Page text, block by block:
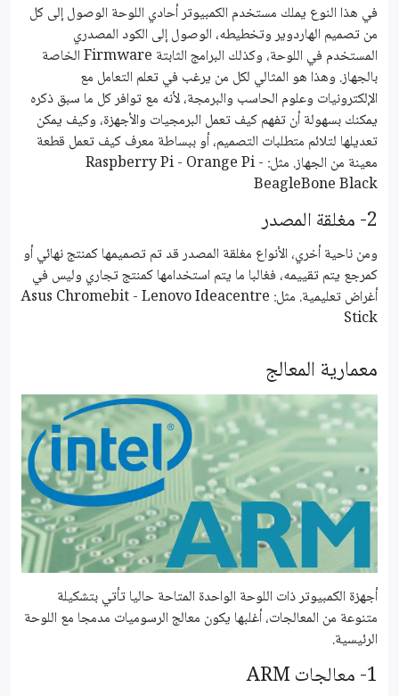
في هذا النوع يملك مستخدم الكمبيوتر أحادي اللوحة الوصول إلى كل
من تصميم الهاردوير وتخطيطه، الوصول إلى الكود المصدري
المستخدم في اللوحة، وكذلك البرامج الثابتة Firmware الخاصة
بالجهاز. وهذا هو المثالي لكل من يرغب في تعلم التعامل مع
الإلكترونيات وعلوم الحاسب والبرمجة، لأنه مع توافر كل ما سبق ذكره
يمكنك بسهولة أن تفهم كيف تعمل البرمجيات والأجهزة، وكيف يمكن
تعديلها لتلائم متطلبات التصميم، أو ببساطة معرف كيف تعمل قطعة
معينة من الجهاز. مثل: Raspberry Pi - Orange Pi -
BeagleBone Black
2- مغلقة المصدر
ومن ناحية أخري، الأنواع مغلقة المصدر قد تم تصميمها كمنتج نهائي أو
كمرجع يتم تقييمه، فغالبا ما يتم استخدامها كمنتج تجاري وليس في
أغراض تعليمية. مثل: Asus Chromebit - Lenovo Ideacentre
Stick
معمارية المعالج
أجهزة الكمبيوتر ذات اللوحة الواحدة المتاحة حاليا تأتي بتشكيلة
متنوعة من المعالجات، أغلبها يكون معالج الرسوميات مدمجا مع اللوحة
الرئيسية.
1- معالجات ARM